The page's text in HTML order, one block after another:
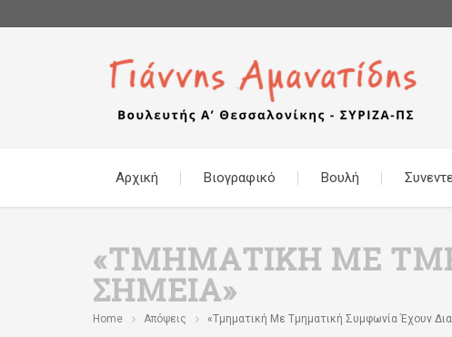
Αρχική Βιογραφικό Βουλή
«ΤΜΗΜΑΤΙΚΉ ΜΕ
ΣΗΜΕΊΑ»
Home Απόψεις «Τμηματική Με Τμηματική Συμφωνία Έχουν